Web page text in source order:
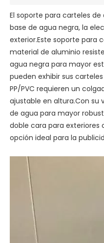
El soporte para carteles
base de agua negra, la
exterior.Este soporte para
material de aluminio
agua negra para mayor
pueden exhibir sus
PP/PVC requieren un
ajustable en altura.Con su
de agua para mayor
doble cara para exteriores
opción ideal para la